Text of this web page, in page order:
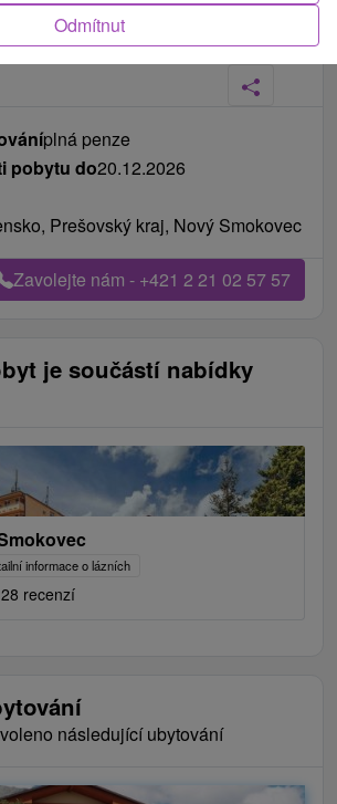
+4
plná penze
pobytu do20.12.2026
Prešovský kraj, Nový Smokovec
Zavolejte nám - +421 2 21 02 57 57
je součástí nabídky
informace o lázních
recenzí
následující ubytování
Odmítnut